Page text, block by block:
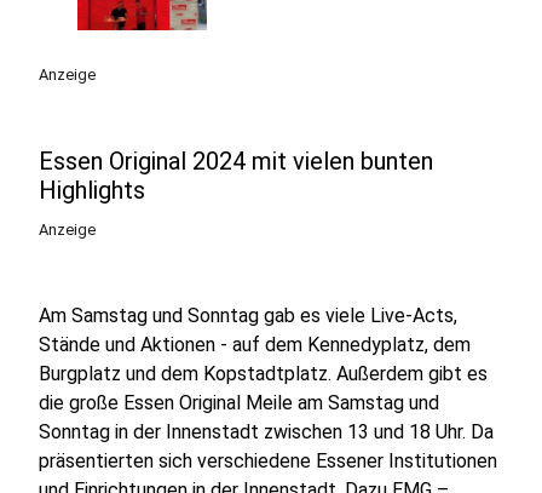
Anzeige
Essen Original 2024 mit vielen bunten
Highlights
Anzeige
Am Samstag und Sonntag gab es viele Live-Acts,
Stände und Aktionen - auf dem Kennedyplatz, dem
Burgplatz und dem Kopstadtplatz. Außerdem gibt es
die große Essen Original Meile am Samstag und
Sonntag in der Innenstadt zwischen 13 und 18 Uhr. Da
präsentierten sich verschiedene Essener Institutionen